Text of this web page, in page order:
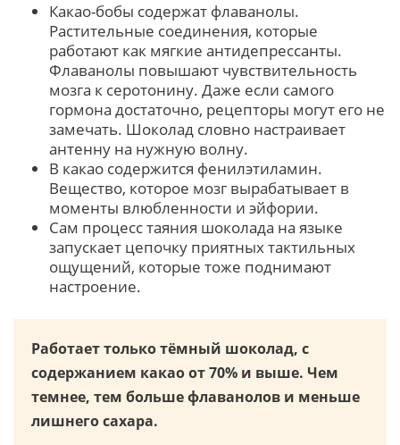
Какао-бобы содержат флаванолы.
Растительные соединения, которые
работают как мягкие антидепрессанты.
Флаванолы повышают чувствительность
мозга к серотонину. Даже если самого
гормона достаточно, рецепторы могут его не
замечать. Шоколад словно настраивает
антенну на нужную волну.
В какао содержится фенилэтиламин.
Вещество, которое мозг вырабатывает в
моменты влюбленности и эйфории.
Сам процесс таяния шоколада на языке
запускает цепочку приятных тактильных
ощущений, которые тоже поднимают
настроение.
Работает только тёмный шоколад, с
содержанием какао от 70% и выше. Чем
темнее, тем больше флаванолов и меньше
лишнего сахара.